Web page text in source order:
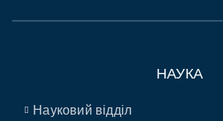
НАУКА
Науковий відділ